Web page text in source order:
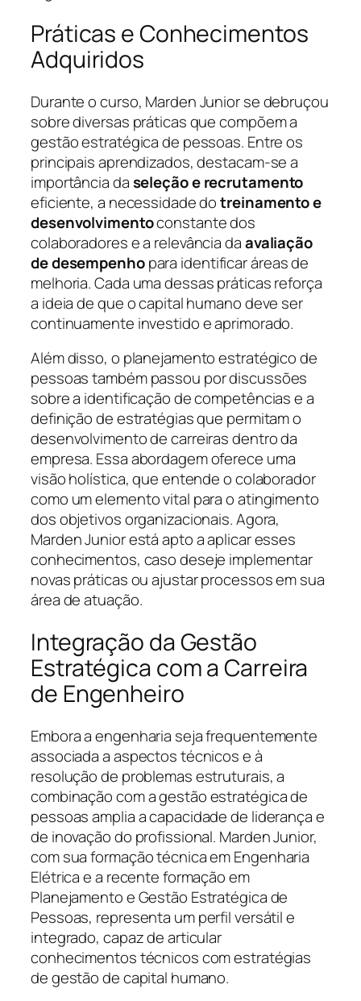
Práticas e Conhecimentos
Adquiridos
Durante o curso, Marden Junior se debruçou
sobre diversas práticas que compõem a
gestão estratégica de pessoas. Entre os
principais aprendizados, destacam-se a
importância daseleção e recrutamento
eficiente, a necessidade dotreinamento e
desenvolvimentoconstante dos
colaboradores e a relevância daavaliação
de desempenhopara identificar áreas de
melhoria. Cada uma dessas práticas reforça
a ideia de que o capital humano deve ser
continuamente investido e aprimorado.
Além disso, o planejamento estratégico de
pessoas também passou por discussões
sobre a identificação de competências e a
definição de estratégias que permitam o
desenvolvimento de carreiras dentro da
empresa. Essa abordagem oferece uma
visão holística, que entende o colaborador
como um elemento vital para o atingimento
dos objetivos organizacionais. Agora,
Marden Junior está apto a aplicar esses
conhecimentos, caso deseje implementar
novas práticas ou ajustar processos em sua
área de atuação.
Integração da Gestão
Estratégica com a Carreira
de Engenheiro
Embora a engenharia seja frequentemente
associada a aspectos técnicos e à
resolução de problemas estruturais, a
combinação com a gestão estratégica de
pessoas amplia a capacidade de liderança e
de inovação do profissional. Marden Junior,
com sua formação técnica em Engenharia
Elétrica e a recente formação em
Planejamento e Gestão Estratégica de
Pessoas, representa um perfil versátil e
integrado, capaz de articular
conhecimentos técnicos com estratégias
de gestão de capital humano.